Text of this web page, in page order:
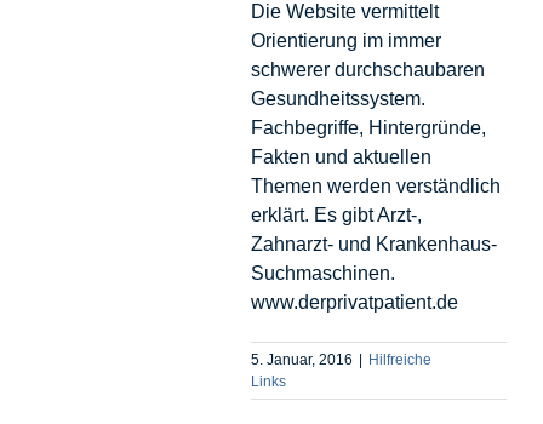
Die Website vermittelt
Orientierung im immer
schwerer durchschaubaren
Gesundheitssystem.
Fachbegriffe, Hintergründe,
Fakten und aktuellen
Themen werden verständlich
erklärt. Es gibt Arzt-,
Zahnarzt- und Krankenhaus-
Suchmaschinen.
www.derprivatpatient.de
5. Januar, 2016
Hilfreiche
Links